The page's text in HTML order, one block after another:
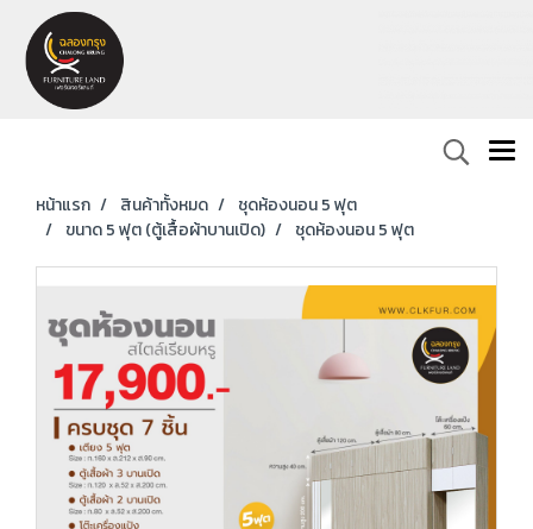
หน้าแรก สินค้าทั้งหมด
ชุดห้องนอน 5 ฟุต
ขนาด 5 ฟุต (ตู้เสื้อผ้าบานเปิด)
ชุดห้องนอน 5 ฟุต